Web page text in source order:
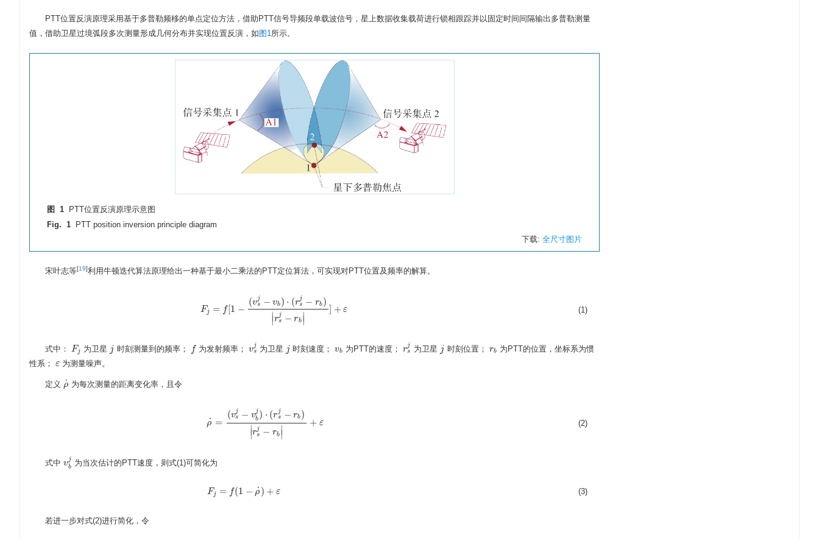
PTT位置反演原理采用基于多普勒频移的单点定位方法，借助PTT信号导频段单载波信号，星上数据收集载荷进行锁相跟踪并以固定时间间隔输出多普勒测量
值，借助卫星过境弧段多次测量形成几何分布并实现位置反演，如 图1所示。
图 1
PTT位置反演原理示意图
Fig. 1
PTT position inversion principle diagram
下载: 全尺寸图片
宋叶志等[19]利用牛顿迭代算法原理给出一种基于最小二乘法的PTT定位算法，可实现对PTT位置及频率的解算。
F j = f[1 −
(vj
s
− vb ) ⋅ (rj
s − rb )
∣∣rj
s
− rb ∣∣
] + ε
F = [1 −(v sj−vb)⋅(rsj−rb)|rsj−rb|]+ (1)
式中： F j
Fj 为卫星 j
j 时刻测量到的频率； f
f 为发射频率； vj
s
vs 为卫星 j
j 时刻速度；vb
vb 为PTT的速度；rj
s
rsj 为卫星 j
j 时刻位置； rb
rb 为PTT的位置，坐标系为惯
性系； ε
ε 为测量噪声。
定义 ρ
˙
ρ˙ 为每次测量的距离变化率，且令
ρ
˙ =
(vj
s − vj
b ) ⋅ (r j
s
− rb )
∣∣rj
s − rb ∣∣
+ ε
ρ˙= (vsj−vbj)⋅(rsj−rb)|rsj−rb| +ε (2)
式中 vj
b
vb 为当次估计的PTT速度，则式(1)可简化为
F j = f(1 − ρ
˙) + ε
F =f( 1 −ρ˙ )+ ε (3)
若进一步对式(2)进行简化，令